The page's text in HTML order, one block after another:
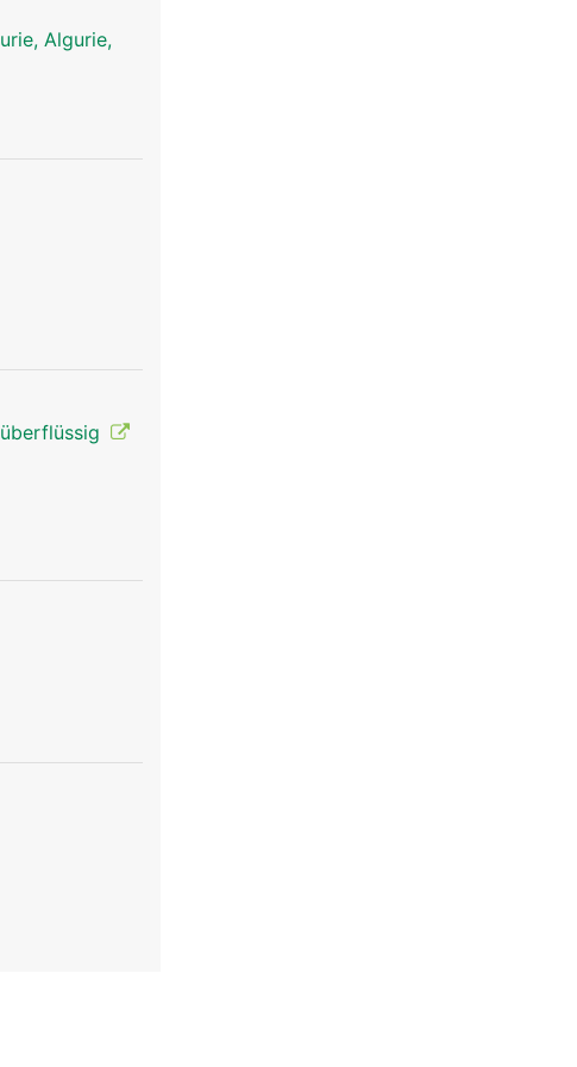
Algurie,